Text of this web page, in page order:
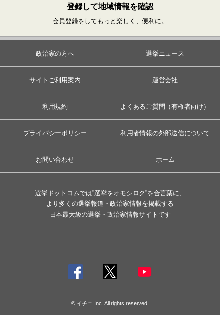
登録して地域情報を確認
会員登録をしてもっと楽しく、便利に。
政治家の方へ 選挙ニュース
サイトご利用案内 運営会社
利用規約 よくあるご質問（有権者向け）
プライバシーポリシー 利用者情報の外部送信について
お問い合わせ ホーム
選挙ドットコムでは”選挙をオモシロク”を合言葉に、
より多くの選挙報道・政治家情報を掲載する
日本最大級の選挙・政治家情報サイトです
© イチニ Inc. All rights reserved.